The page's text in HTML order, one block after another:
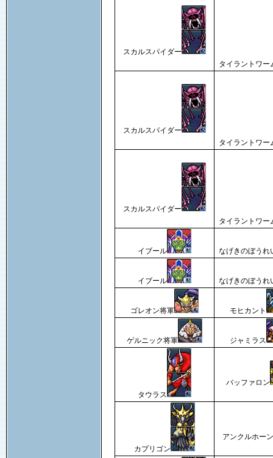
スカルスパイダー
タイラントワー
スカルスパイダー
タイラントワー
スカルスパイダー
タイラントワー
イブール なげきのぼうれ
イブール なげきのぼうれ
ゴレオン将軍 モヒカント
ゲルニック将軍 ジャミラス
タウラス
バッファロン
カプリゴン
アンクルホーン